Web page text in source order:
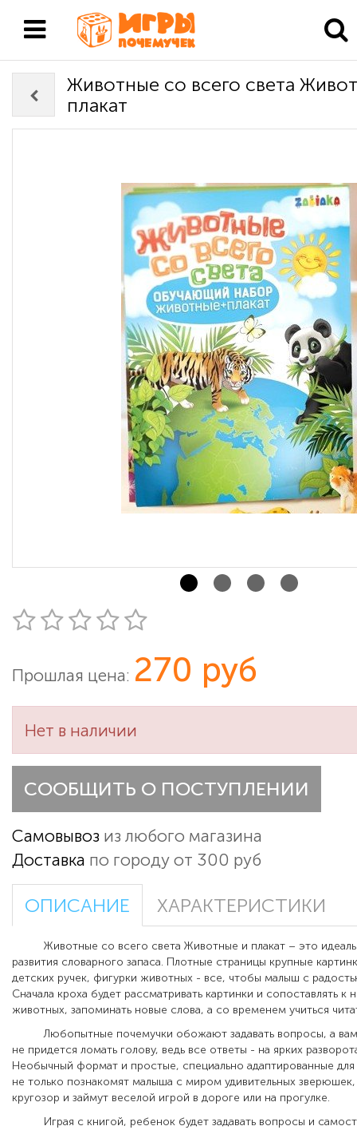
Животные со всего света
плакат
Прошлая цена: 270 руб
Нет в наличии
СООБЩИТЬ О ПОСТУПЛЕНИИ
Самовывоз из любого магазина
Доставка по городу от 300 руб
ОПИСАНИЕ ХАРАКТЕРИСТИКИ
Животные со всего света Животные и плакат – это
развития словарного запаса. Плотные страницы крупные
детских ручек, фигурки животных - все, чтобы малыш с
Сначала кроха будет рассматривать картинки и сопоставлять к
животных, запоминать новые слова, а со временем учиться
Любопытные почемучки обожают задавать вопросы, а
не придется ломать голову, ведь все ответы - на ярких
Необычный формат и простые, специально адаптированные
не только познакомят малыша с миром удивительных
кругозор и займут веселой игрой в дороге или на прогулке.
Играя с книгой, ребенок будет задавать вопросы и